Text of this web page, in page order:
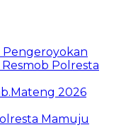
Pengeroyokan
Polresta
2026
Mamuju